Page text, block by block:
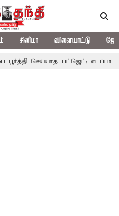
சினிமா விளையாட்டு
பட்ஜெட்; எடப்பாடி பழனிசாமி